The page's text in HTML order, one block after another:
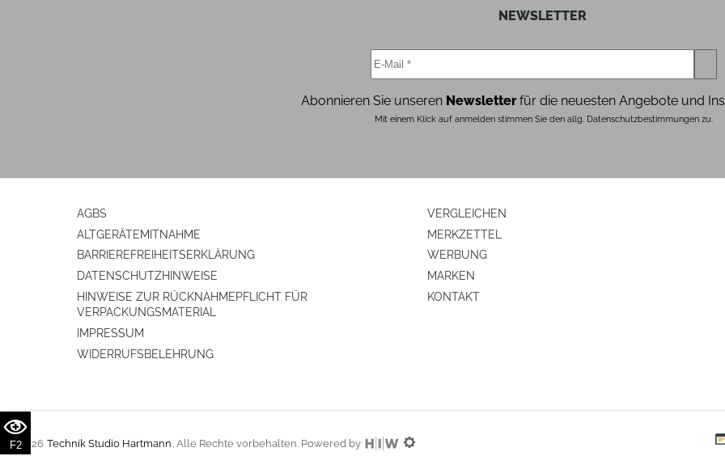
F2
1200
ja
Anzahl Audio-Cinch (IN)
Subwoofer (OUT) ja
Vorverstärker-Eingang (Pre-IN) ja
digitale Audio-Anschlüsse
Anzahl Digital-Koaxial (IN)
NEWSLETTER
Abonnieren Sie unseren Newsletterfür die neuesten Angebote und
Mit einem Klick auf anmelden stimmen Sie den allg. Datenschutzbestimmungen zu.
AGBS
ALTGERÄTEMITNAHME
BARRIEREFREIHEITSERKLÄRUNG
DATENSCHUTZHINWEISE
HINWEISE ZUR RÜCKNAHMEPFLICHT FÜR
VERPACKUNGSMATERIAL
IMPRESSUM
WIDERRUFSBELEHRUNG
VERGLEICHEN
MERKZETTEL
WERBUNG
MARKEN
KONTAKT
© 2026 Technik Studio Hartmann . Alle Rechte vorbehalten. Powered by